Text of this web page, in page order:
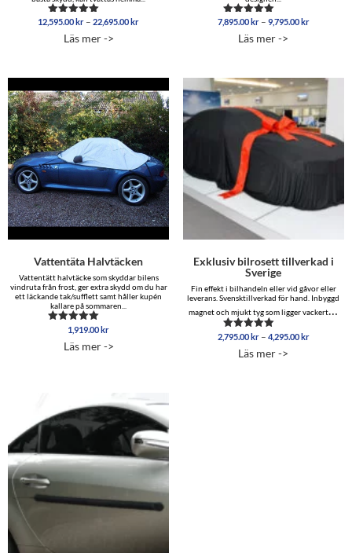
Betygsatt
av 5
12,595.00 kr – 22,695.00 krPrisintervall:
Läs mer ->
Betygsatt
av 5
7,895.00 kr – 9,795.00 kr
Läs mer ->
Vattentäta Halvtäcken
Vattentätt halvtäcke som skyddar bilens
vindruta från frost, ger extra skydd om du har
ett läckande tak/sufflett samt håller kupén
kallare på sommaren...
Betygsatt
av 5
1,919.00kr
Läs mer ->
Exklusiv bilrosett tillverkad i
Sverige
Fin effekt i bilhandeln eller vid gåvor eller
leverans. Svensktillverkad för hand. Inbyggd
magnet och mjukt tyg som ligger vackert
Betygsatt
av 5
2,795.00kr – 4,295.00kr
Läs mer ->